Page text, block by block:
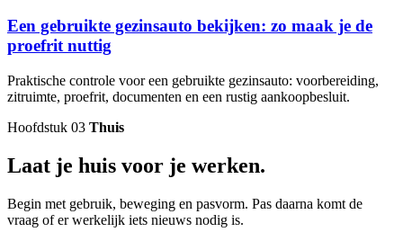
Een gebruikte gezinsauto bekijken: zo maak je de
proefrit nuttig
Praktische controle voor een gebruikte gezinsauto: voorbereiding,
zitruimte, proefrit, documenten en een rustig aankoopbesluit.
Hoofdstuk 03 Thuis
Laat je huis voor je werken.
Begin met gebruik, beweging en pasvorm. Pas daarna komt de
vraag of er werkelijk iets nieuws nodig is.